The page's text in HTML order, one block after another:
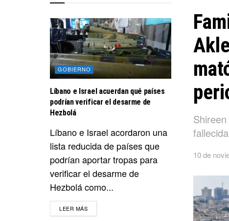
10 de
GOBIERNO
Líbano e Israel acuerdan qué países
podrían verificar el desarme de
Hezbolá
Líbano e Israel acordaron una
lista reducida de países que
podrían aportar tropas para
verificar el desarme de
Hezbolá como...
LEER MÁSDETAILS